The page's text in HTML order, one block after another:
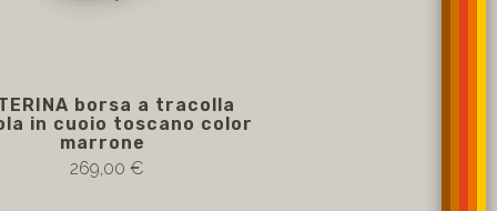
borsa a tracolla
in cuoio toscano color
marrone
269,00 €